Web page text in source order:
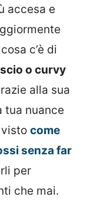
accesa e
c’è di
o curvy
alla sua
tua nuance
come
senza far
per
che mai.